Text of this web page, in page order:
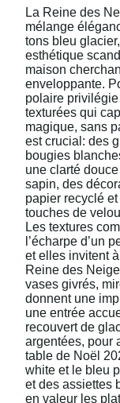
La Reine des
mélange
tons bleu
esthétique
maison
enveloppante.
polaire
texturées qui
magique, sans
est crucial: des
bougies
une clarté
sapin, des
papier recyclé
touches de
Les textures
l’écharpe d’un
et elles invitent
Reine des
vases givrés,
donnent une
une entrée
recouvert de
argentées, pour
table de Noël
white et le bleu
et des assiettes
en valeur les